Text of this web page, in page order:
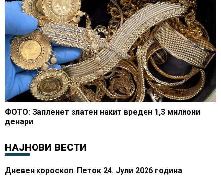
ФОТО: Запленет златен накит вреден 1,3 милиони
денари
НАЈНОВИ ВЕСТИ
Дневен хороскоп: Петок 24. Јули 2026 година